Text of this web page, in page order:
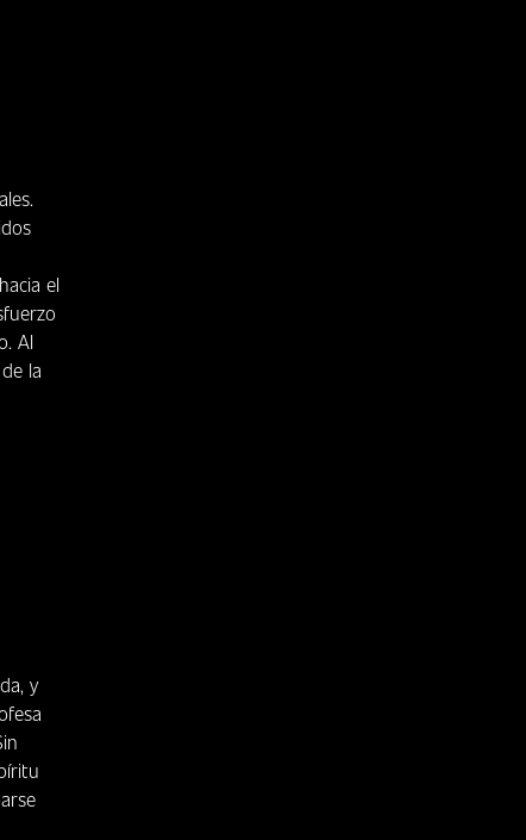
el
Al
la
y